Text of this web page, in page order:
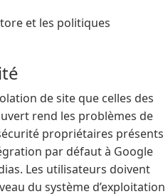
et les politiques
de site que celles des
rend les problèmes de
propriétaires présents
par défaut à Google
Les utilisateurs doivent
du système d’exploitation